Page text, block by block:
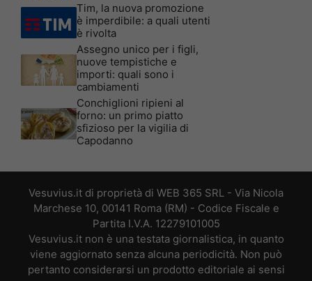
Tim, la nuova promozione
è imperdibile: a quali utenti
è rivolta
Assegno unico per i figli,
nuove tempistiche e
importi: quali sono i
cambiamenti
Conchiglioni ripieni al
forno: un primo piatto
sfizioso per la vigilia di
Capodanno
Vesuvius.it di proprietà di WEB 365 SRL - Via Nicola
Marchese 10, 00141 Roma (RM) - Codice Fiscale e
Partita I.V.A. 12279101005
Vesuvius.it non è una testata giornalistica, in quanto
viene aggiornato senza alcuna periodicità. Non può
pertanto considerarsi un prodotto editoriale ai sensi